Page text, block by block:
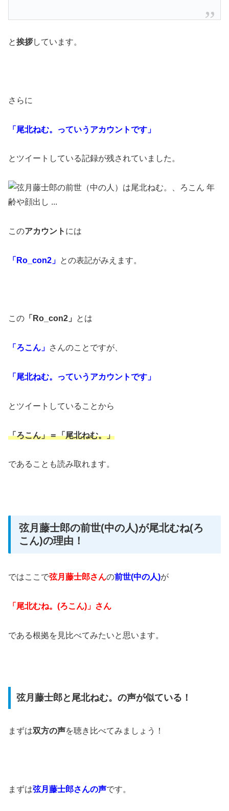
と挨拶しています。
さらに
「尾北ねむ。っていうアカウントです」
とツイートしている記録が残されていました。
このアカウント には
「Ro_con2」 との表記がみえます。
この 「Ro_con2」 とは
「ろこん」 さんのことですが、
「尾北ねむ。っていうアカウントです」
とツイートしていることから
「ろこん」＝「尾北ねむ。」
であることも読み取れます。
弦月藤士郎の前世(中の人)が尾北むね(ろ
こん)の理由！
ではここで弦月藤士郎さんの前世(中の人)が
「尾北むね。(ろこん)」さん
である根拠を見比べてみたいと思います。
弦月藤士郎と尾北ねむ。の声が似ている！
まずは双方の声を聴き比べてみましょう！
まずは弦月藤士郎さんの声です。